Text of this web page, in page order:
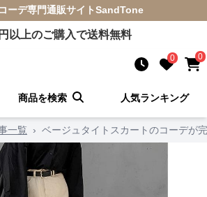
ーデ専門通販サイトSandTone
円以上のご購入で送料無料
0 0
商品を検索 人気ランキング
一覧 › ベージュタイトスカートのコーデが